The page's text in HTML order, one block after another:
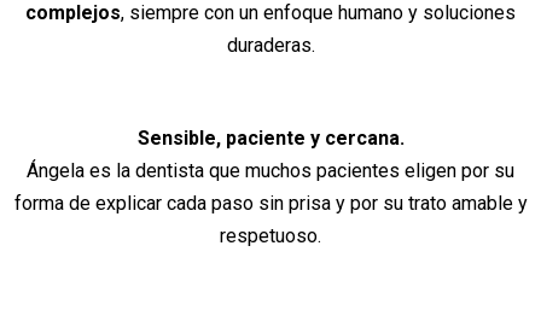
complejos, siempre con un enfoque humano y soluciones
duraderas.
Sensible, paciente y cercana.
Ángela es la dentista que muchos pacientes eligen por su
forma de explicar cada paso sin prisa y por su trato amable y
respetuoso.